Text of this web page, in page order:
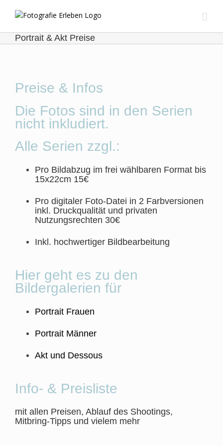
Inhalt
Portrait & Akt Preise
Preise & Infos
Die Fotos sind in den Serien
nicht inkludiert.
Alle Serien zzgl.:
Pro Bildabzug im frei wählbaren Format bis
15x22cm 15€
Pro digitaler Foto-Datei in 2 Farbversionen
inkl. Druckqualität und privaten
Nutzungsrechten 30€
Inkl. hochwertiger Bildbearbeitung
Hier geht es zu den
Bildergalerien für
Portrait Frauen
Portrait Männer
Akt und Dessous
Info- & Preisliste
mit allen Preisen, Ablauf des Shootings,
Mitbring-Tipps und vielem mehr